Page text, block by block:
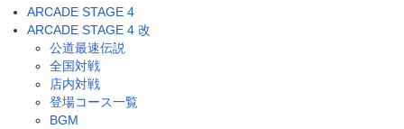
ARCADE STAGE 4
ARCADE STAGE 4 改
公道最速伝説
全国対戦
店内対戦
登場コース一覧
BGM